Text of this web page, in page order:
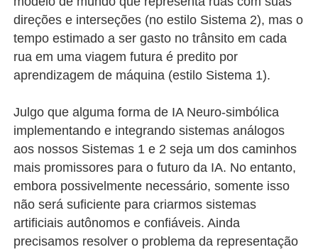
direções e interseções (no estilo Sistema 2), mas o
tempo estimado a ser gasto no trânsito em cada
rua em uma viagem futura é predito por
aprendizagem de máquina (estilo Sistema 1).
Julgo que alguma forma de IA Neuro-simbólica
implementando e integrando sistemas análogos
aos nossos Sistemas 1 e 2 seja um dos caminhos
mais promissores para o futuro da IA. No entanto,
embora possivelmente necessário, somente isso
não será suficiente para criarmos sistemas
artificiais autônomos e confiáveis. Ainda
precisamos resolver o problema da representação